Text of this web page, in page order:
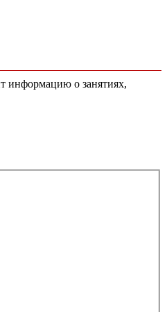
информацию о занятиях,